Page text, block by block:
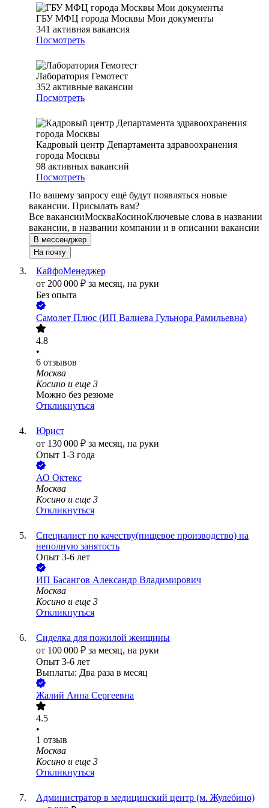
ГБУ МФЦ города Москвы Мои документы
341 активная вакансия
Посмотреть
Лаборатория Гемотест
352 активные вакансии
Посмотреть
Кадровый центр Департамента здравоохранения
города Москвы
98 активных вакансий
Посмотреть
По вашему запросу ещё будут появляться новые
вакансии. Присылать вам?
Все вакансииМоскваКосиноКлючевые слова в названии
вакансии, в названии компании и в описании вакансии
В мессенджер
На почту
КайфоМенеджер
от 200 000 ₽ за месяц, на руки
Без опыта
Самолет Плюс (ИП Валиева Гульнора Рамильевна)
4.8
•
6 отзывов
Москва
Косино и еще 3
Можно без резюме
Откликнуться
Юрист
от 130 000 ₽ за месяц, на руки
Опыт 1-3 года
АО Октекс
Москва
Косино и еще 3
Откликнуться
Специалист по качеству(пищевое производство) на
неполную занятость
Опыт 3-6 лет
ИП Басангов Александр Владимирович
Москва
Косино и еще 3
Откликнуться
Сиделка для пожилой женщины
от 100 000 ₽ за месяц, на руки
Опыт 3-6 лет
Выплаты: Два раза в месяц
Жалий Анна Сергеевна
4.5
•
1 отзыв
Москва
Косино и еще 3
Откликнуться
Администратор в медицинский центр (м. Жулебино)